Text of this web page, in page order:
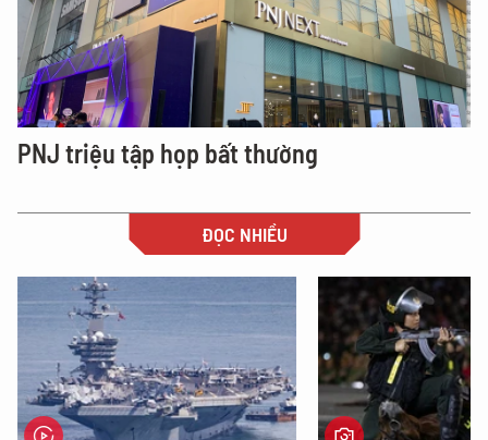
PNJ triệu tập họp bất thường
ĐỌC NHIỀU